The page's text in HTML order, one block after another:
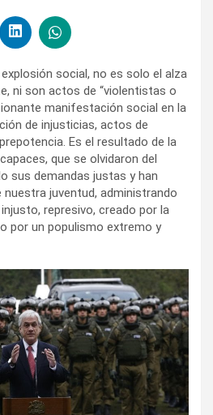
social, no es solo el alza
ni son actos de “violentistas o
manifestación social en la
de injusticias, actos de
Es el resultado de la
que se olvidaron del
sus demandas justas y han
juventud, administrando
represivo, creado por la
por un populismo extremo y